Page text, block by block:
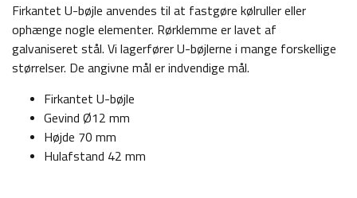
Firkantet U-bøjle anvendes til at fastgøre kølruller eller
ophænge nogle elementer. Rørklemme er lavet af
galvaniseret stål. Vi lagerfører U-bøjlerne i mange forskellige
størrelser. De angivne mål er indvendige mål.
Firkantet U-bøjle
Gevind Ø12 mm
Højde 70 mm
Hulafstand 42 mm